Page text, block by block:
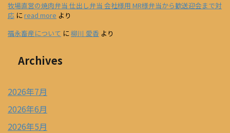
牧場直営の焼肉弁当 仕出し弁当 会社様用 MR様弁当から歓送迎会まで対
応 にread more より
福永畜産について に柳川 愛香 より
Archives
2026年7月
2026年6月
2026年5月